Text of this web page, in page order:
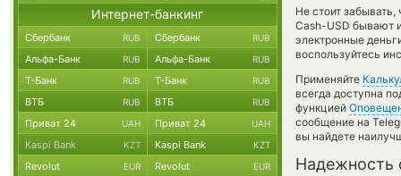
Не стоит
Cash-USD бывают
электронные
воспользуйтесь
Применяйте
всегда доступна
функцией
сообщение на
вы найдете
Надежность
Интернет-банкинг
Сбербанк RUB Сбербанк RUB
Альфа-Банк RUB Альфа-Банк RUB
Т-Банк RUB Т-Банк RUB
ВТБ RUB ВТБ RUB
Приват 24 UAH Приват 24 UAH
Kaspi Bank KZT Kaspi Bank KZT
Revolut EUR Revolut EUR